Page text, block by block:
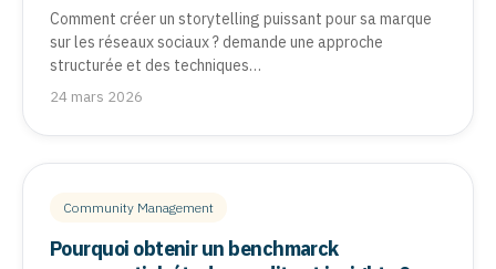
Comment créer un storytelling puissant pour sa marque
sur les réseaux sociaux ? demande une approche
structurée et des techniques…
24 mars 2026
Community Management
Pourquoi obtenir un benchmarck